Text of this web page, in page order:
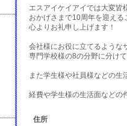
エスアイケイアイでは大変皆
おかげさまで10周年を迎える
心よりお礼申し上げます！
会社様にお役に立てるような
専門学校様の8の分野に分け
また学生様や社員様などの生
経費や学生様の生活面などの
住所